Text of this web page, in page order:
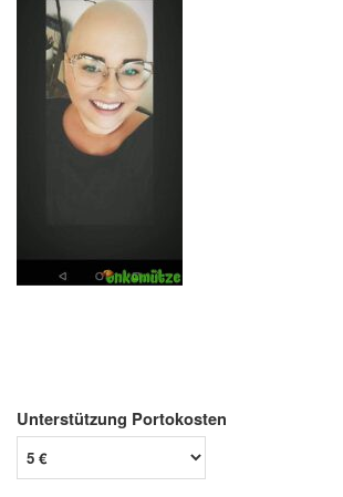
Unterstützung Portokosten